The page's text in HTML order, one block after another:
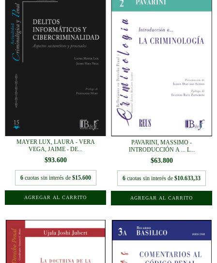
MAYER LUX, LAURA - VERA
VEGA, JAIME - DE...
$93.600
6 cuotas sin interés de $15.600
PAVARINI, MASSIMO -
INTRODUCCIÓN A ... L...
$63.800
6 cuotas sin interés de $10.633,33